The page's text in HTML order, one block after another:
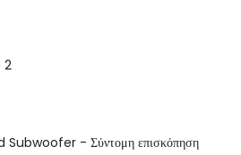
2
- Σύντομη επισκόπηση